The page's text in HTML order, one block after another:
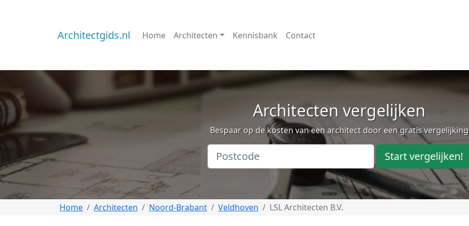
Architectgids.nl Home Architecten Kennisbank Contact
Architecten vergelijken
Bespaar op de kosten van een architect door een gratis vergelijking
Start vergelijken!
Home Architecten Noord-Brabant Veldhoven LSL Architecten B.V.